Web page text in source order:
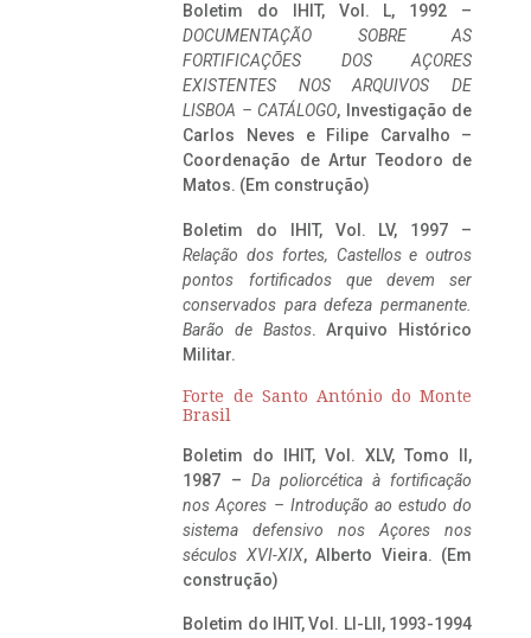
Boletim do IHIT, Vol. L, 1992 –
DOCUMENTAÇÃO SOBRE AS
FORTIFICAÇÕES DOS AÇORES
EXISTENTES NOS ARQUIVOS DE
LISBOA – CATÁLOGO, Investigação de
Carlos Neves e Filipe Carvalho –
Coordenação de Artur Teodoro de
Matos. (Em construção)
Boletim do IHIT, Vol. LV, 1997 –
Relação dos fortes, Castellos e outros
pontos fortificados que devem ser
conservados para defeza permanente.
Barão de Bastos. Arquivo Histórico
Militar.
Forte de Santo António do Monte
Brasil
Boletim do IHIT, Vol. XLV, Tomo II,
1987 – Da poliorcética à fortificação
nos Açores – Introdução ao estudo do
sistema defensivo nos Açores nos
séculos XVI-XIX, Alberto Vieira. (Em
construção)
Boletim do IHIT, Vol. LI-LII, 1993-1994